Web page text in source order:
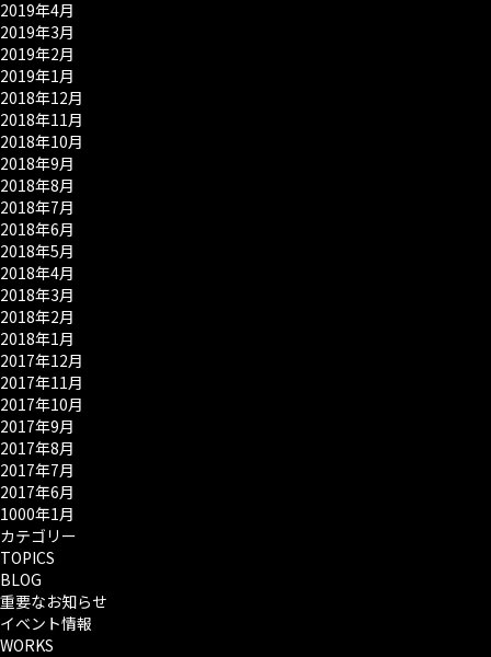
2019年4月
2019年3月
2019年2月
2019年1月
2018年12月
2018年11月
2018年10月
2018年9月
2018年8月
2018年7月
2018年6月
2018年5月
2018年4月
2018年3月
2018年2月
2018年1月
2017年12月
2017年11月
2017年10月
2017年9月
2017年8月
2017年7月
2017年6月
1000年1月
カテゴリー
TOPICS
BLOG
重要なお知らせ
イベント情報
WORKS